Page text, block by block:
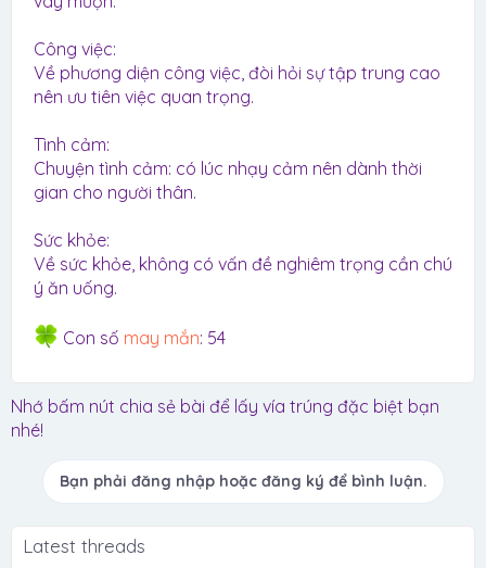
Công việc:
Về phương diện công việc, đòi hỏi sự tập trung cao
nên ưu tiên việc quan trọng.
Tình cảm:
Chuyện tình cảm: có lúc nhạy cảm nên dành thời
gian cho người thân.
Sức khỏe:
Về sức khỏe, không có vấn đề nghiêm trọng cần chú
ý ăn uống.
Con số may mắn: 54
Nhớ bấm nút chia sẻ bài để lấy vía trúng đặc biệt bạn
nhé!
Bạn phải đăng nhập hoặc đăng ký để bình luận.
Latest threads